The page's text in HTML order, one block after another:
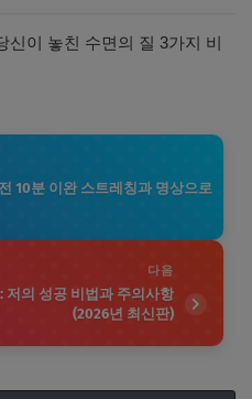
신이 놓친 수면의 질 3가지 비
10분 이완 스트레칭과 명상으로
다음
저의 성공 비법과 주의사항
(2026년 최신판)